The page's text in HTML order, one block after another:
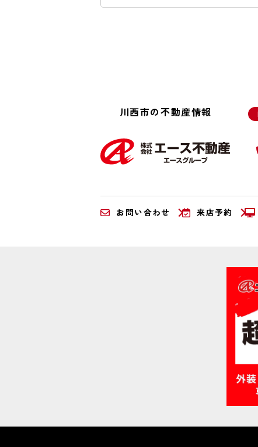
川西市の不動産情報
お問い合わせ 来店予約